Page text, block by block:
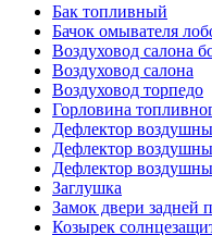
Бак топливный
Бачок омывателя
Воздуховод салона
Воздуховод салона
Воздуховод торпедо
Горловина
Дефлектор
Дефлектор
Дефлектор
Заглушка
Замок двери задней
Козырек